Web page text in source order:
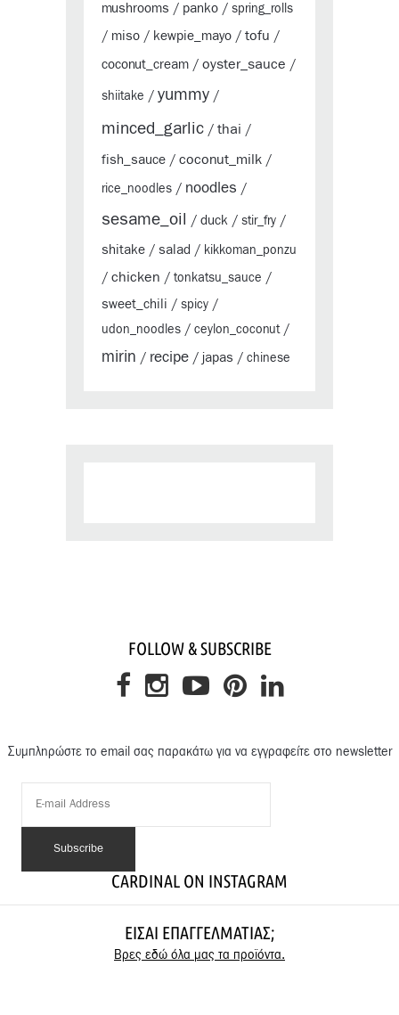
mushrooms / panko / spring_rolls
/ miso / kewpie_mayo / tofu /
coconut_cream / oyster_sauce /
shiitake / yummy /
minced_garlic / thai /
fish_sauce / coconut_milk /
rice_noodles / noodles /
sesame_oil / duck / stir_fry /
shitake / salad / kikkoman_ponzu
/ chicken / tonkatsu_sauce /
sweet_chili / spicy /
udon_noodles / ceylon_coconut /
mirin / recipe / japas / chinese
FOLLOW & SUBSCRIBE
Συμπληρώστε το email σας παρακάτω για να εγγραφείτε στο newsletter
CARDINAL ON INSTAGRAM
ΕΊΣΑΙ ΕΠΑΓΓΕΛΜΑΤΊΑΣ;
Βρες εδώ όλα μας τα προϊόντα.